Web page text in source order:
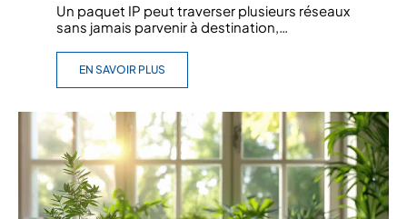
Un paquet IP peut traverser plusieurs réseaux
sans jamais parvenir à destination,
EN SAVOIR PLUS